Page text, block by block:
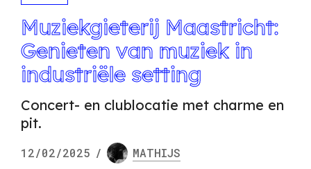
Muziekgieterij Maastricht:
Genieten van muziek in
industriële setting
Concert- en clublocatie met charme en
pit.
12/02/2025 / MATHIJS